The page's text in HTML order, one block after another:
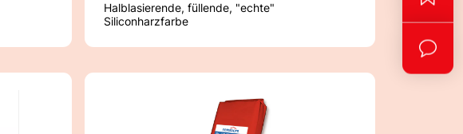
Halblasierende, füllende, "echte"
Siliconharzfarbe